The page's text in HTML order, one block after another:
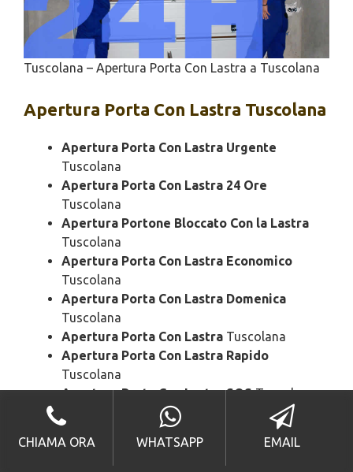
Tuscolana – Apertura Porta Con Lastra a Tuscolana
Apertura Porta Con Lastra Tuscolana
Apertura Porta Con Lastra Urgente
Tuscolana
Apertura Porta Con Lastra 24 Ore
Tuscolana
Apertura Portone Bloccato Con la Lastra
Tuscolana
Apertura Porta Con Lastra Economico
Tuscolana
Apertura Porta Con Lastra Domenica
Tuscolana
Apertura Porta Con Lastra Tuscolana
Apertura Porta Con Lastra Rapido
Tuscolana
Apertura Porta Con Lastra SOSTuscolana
Apertura Porta Con Lastra Prezzo
Apertura Porta Con Lastra Costo
Tuscolana
CHIAMA ORA WHATSAPP EMAIL